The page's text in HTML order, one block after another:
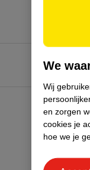
We
Wij
en zorgen
cookies je
hoe we je